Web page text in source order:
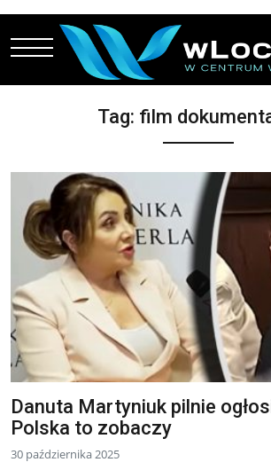
Przejdź do treści
Tag: film
Danuta Martyniuk pilnie
Polska to zobaczy
30 października 2025